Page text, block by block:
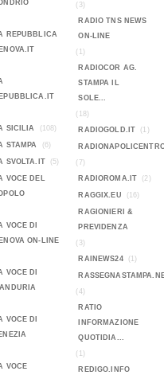
REPUBBLICA
SICILIA
(108)
STAMPA (6)
SVOLTA.IT (5)
VOCE DEL
VOCE DI
ON-LINE
VOCE DI
VOCE DI
VOCE
(3)
RADIO TNS NEWS
ON-LINE
(1)
RADIOCOR AG.
STAMPA IL
SOLE...
(18)
RADIOGOLD.IT
(1)
(7)
RADIOROMA.IT
(2)
RAGGIX.EU (16)
RAGIONIERI &
PREVIDENZA
(3)
RAINEWS24
(1)
(4)
RATIO
INFORMAZIONE
QUOTIDIA...
(1)
REDIGO.INFO